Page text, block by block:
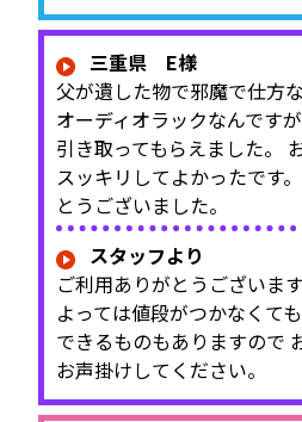
三重県 E様
父が遺した物で邪魔で仕方
オーディオラックなんです
引き取ってもらえました。
スッキリしてよかったです
とうございました。
スタッフより
ご利用ありがとうございま
よっては値段がつかなくて
できるものもありますので
お声掛けしてください。